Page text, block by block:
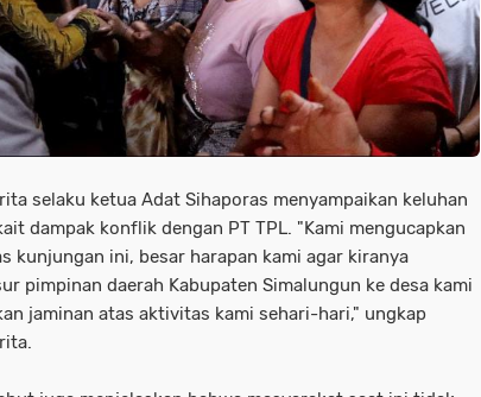
selaku ketua Adat Sihaporas menyampaikan keluhan
dampak konflik dengan PT TPL. "Kami mengucapkan
kunjungan ini, besar harapan kami agar kiranya
pimpinan daerah Kabupaten Simalungun ke desa kami
jaminan atas aktivitas kami sehari-hari," ungkap